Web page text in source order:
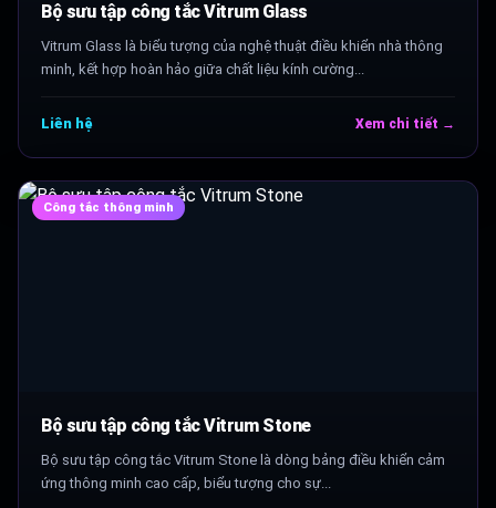
Bộ sưu tập công tắc Vitrum Glass
Vitrum Glass là biểu tượng của nghệ thuật điều khiển nhà thông
minh, kết hợp hoàn hảo giữa chất liệu kính cường...
Liên hệ Xem chi tiết →
Công tắc thông minh
Bộ sưu tập công tắc Vitrum Stone
Bộ sưu tập công tắc Vitrum Stone là dòng bảng điều khiển cảm
ứng thông minh cao cấp, biểu tượng cho sự...